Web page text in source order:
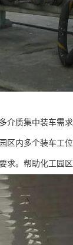
介质集中装车需
区内多个装车工
求。帮助化工园